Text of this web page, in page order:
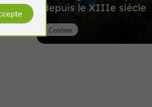
depuis le XIIIe siècle
Condom